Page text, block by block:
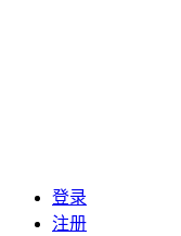
登录
注册